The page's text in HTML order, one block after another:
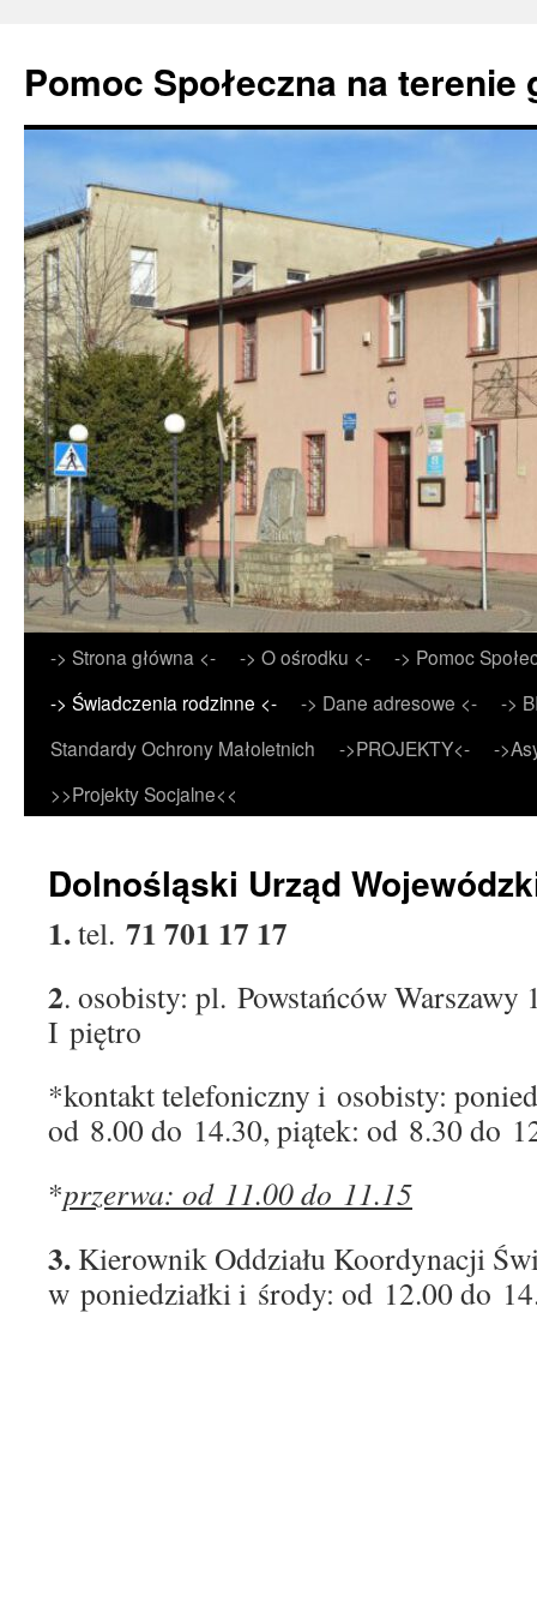
Pomoc Społeczna na terenie
Przejdź
do
treści
-> Strona główna <- -> O ośrodku <-
-> Pomoc
-> Świadczenia rodzinne <-
-> Dane adresowe <-
->
Standardy Ochrony Małoletnich
->PROJEKTY<-
-
>>Projekty Socjalne<<
Dolnośląski Urząd
1.tel. 71 701 17 17
2. osobisty: pl. Powstańców Warszawy
I piętro
*kontakt telefoniczny i osobisty:
od 8.00 do 14.30, piątek: od 8.30 do
*przerwa: od 11.00 do 11.15
3. Kierownik Oddziału Koordynacji
w poniedziałki i środy: od 12.00 do